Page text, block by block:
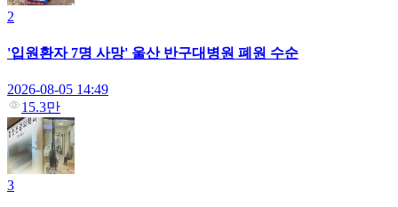
2
'입원환자 7명 사망' 울산 반구대병원 폐원 수순
2026-08-05 14:49
15.3만
3